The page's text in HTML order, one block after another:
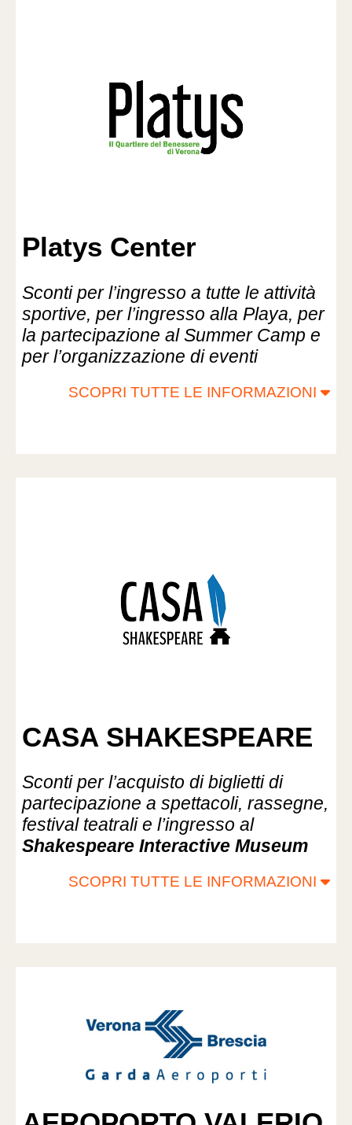
Platys Center
Sconti per l’ingresso a tutte le attività
sportive, per l’ingresso alla Playa, per
la partecipazione al Summer Camp e
per l’organizzazione di eventi
SCOPRI TUTTE LE INFORMAZIONI
CASA SHAKESPEARE
Sconti per l’acquisto di biglietti di
partecipazione a spettacoli, rassegne,
festival teatrali e l’ingresso al
Shakespeare Interactive Museum
SCOPRI TUTTE LE INFORMAZIONI